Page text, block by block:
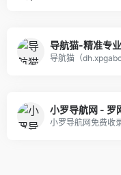
导航猫-精准专
导航猫（
小罗导航网 - 罗
小罗导航网免费收